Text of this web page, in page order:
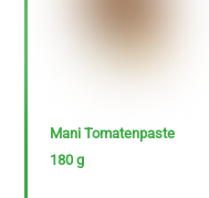
Sonderangebote
Mani Tomatenpaste
180 g